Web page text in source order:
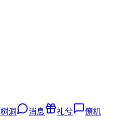
树洞 消息 礼兮 僚机